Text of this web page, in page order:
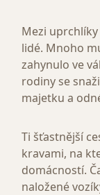
Mezi
lidé. Mnoho
zahynulo ve
rodiny se
majetku a
Ti šťastnější
kravami, na
domácností.
naložené